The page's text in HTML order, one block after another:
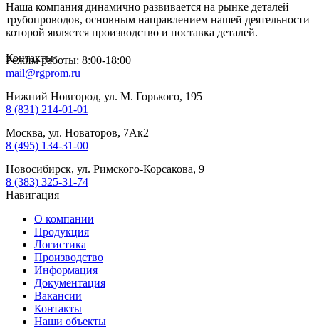
Наша компания динамично развивается на рынке деталей
трубопроводов, основным направлением нашей деятельности
которой является производство и поставка деталей.
Контакты
Режим работы: 8:00-18:00
mail@rgprom.ru
Нижний Новгород, ул. М. Горького, 195
8 (831) 214-01-01
Москва, ул. Новаторов, 7Ак2
8 (495) 134-31-00
Новосибирск, ул. Римского-Корсакова, 9
8 (383) 325-31-74
Навигация
О компании
Продукция
Логистика
Производство
Информация
Документация
Вакансии
Контакты
Наши объекты